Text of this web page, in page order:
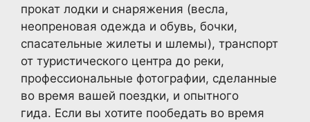
прокат лодки и снаряжения (весла,
неопреновая одежда и обувь, бочки,
спасательные жилеты и шлемы), транспорт
от туристического центра до реки,
профессиональные фотографии, сделанные
во время вашей поездки, и опытного
гида. Если вы хотите пообедать во время